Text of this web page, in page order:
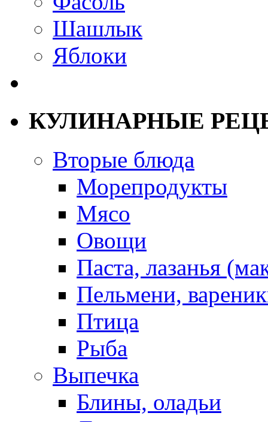
Шашлык
Яблоки
КУЛИНАРНЫЕ
Вторые блюда
Морепродукты
Мясо
Овощи
Паста, лазанья
Пельмени,
Птица
Рыба
Выпечка
Блины, оладьи